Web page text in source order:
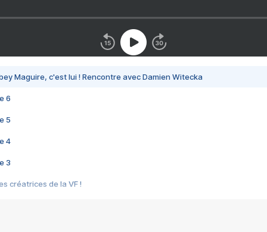
Maguire, c'est lui ! Rencontre avec Damien Witecka
6
5
4
3
créatrices de la VF !